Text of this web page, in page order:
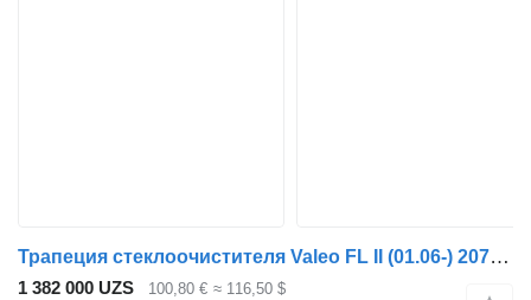
Трапеция стеклоочистителя Valeo FL II (01.06-) 20717059 для тягача Volvo FL, FE (2005-2014)
1 382 000 UZS 100,80 € ≈ 116,50 $